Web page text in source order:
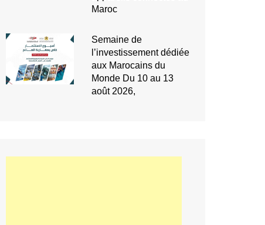
Maroc
Semaine de
l’investissement dédiée
aux Marocains du
Monde Du 10 au 13
août 2026,